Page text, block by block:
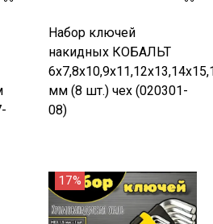
Набор ключей
накидных КОБАЛЬТ
мм (8 шт.) чех (020301-
08)
17%